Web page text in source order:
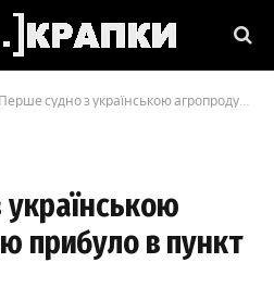
Перше судно з українською агропродукцією прибуло в пункт призначення
прибуло в пункт